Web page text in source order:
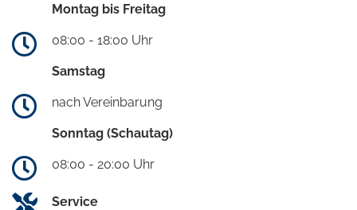
Montag bis Freitag
08:00 - 18:00 Uhr
Samstag
nach Vereinbarung
Sonntag (Schautag)
08:00 - 20:00 Uhr
Service